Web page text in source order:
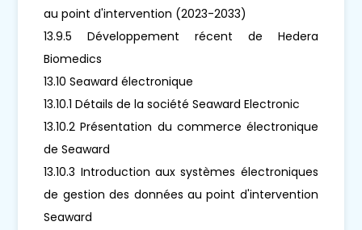
au point d'intervention (2023-2033)
13.9.5 Développement récent de Hedera
Biomedics
13.10 Seaward électronique
13.10.1 Détails de la société Seaward Electronic
13.10.2 Présentation du commerce électronique
de Seaward
13.10.3 Introduction aux systèmes électroniques
de gestion des données au point d'intervention
Seaward